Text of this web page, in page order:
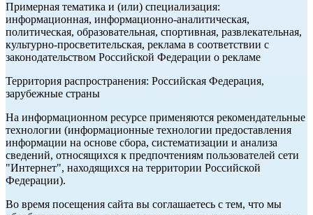
Примерная тематика и (или) специализация:
информационная, информационно-аналитическая,
политическая, образовательная, спортивная, развлекательная,
культурно-просветительская, реклама в соответствии с
законодательством Российской Федерации о рекламе
Территория распространения: Российская Федерация,
зарубежные страны
На информационном ресурсе применяются рекомендательные
технологии (информационные технологии предоставления
информации на основе сбора, систематизации и анализа
сведений, относящихся к предпочтениям пользователей сети
"Интернет", находящихся на территории Российской
Федерации).
Во время посещения сайта вы соглашаетесь с тем, что мы